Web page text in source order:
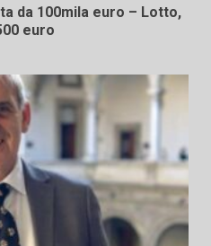
da 100mila euro – Lotto,
euro